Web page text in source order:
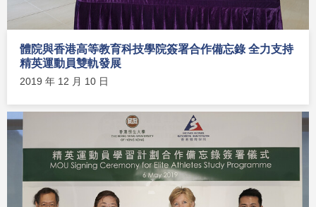
體院與香港高等教育科技學院簽署合作備忘錄 全力支持
精英運動員雙軌發展
2019 年 12 月 10 日